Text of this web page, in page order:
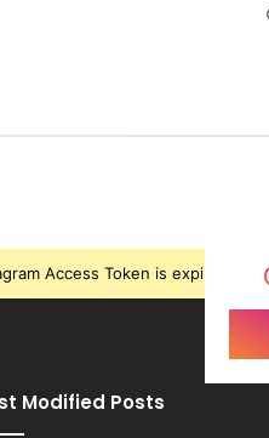
Access Token is expired,
Modified Posts